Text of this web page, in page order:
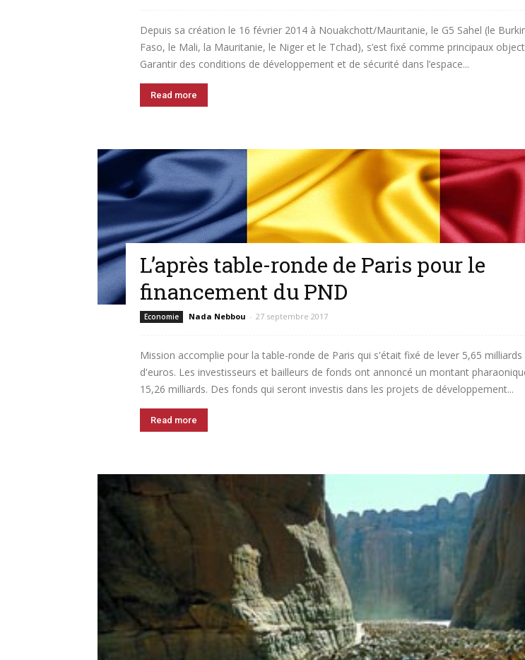
Depuis sa création le 16 février 2014 à Nouakchott/Mauritanie, le G5 Sahel (le
Faso, le Mali, la Mauritanie, le Niger et le Tchad), s’est fixé comme principaux
Garantir des conditions de développement et de sécurité dans l’espace...
Read more
L’après table-ronde de Paris pour le
financement du PND
Economie Nada Nebbou - 27 septembre 2017
Mission accomplie pour la table-ronde de Paris qui s'était fixé de lever 5,65 milliards
d'euros. Les investisseurs et bailleurs de fonds ont annoncé un montant
15,26 milliards. Des fonds qui seront investis dans les projets de développement...
Read more